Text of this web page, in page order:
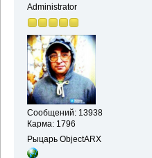
Administrator
Сообщений: 13938
Карма: 1796
Рыцарь ObjectARX